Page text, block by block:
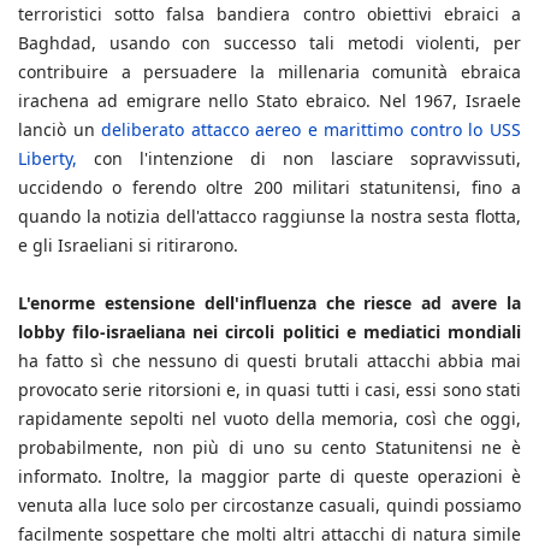
terroristici sotto falsa bandiera contro obiettivi ebraici a
Baghdad, usando con successo tali metodi violenti, per
contribuire a persuadere la millenaria comunità ebraica
irachena ad emigrare nello Stato ebraico. Nel 1967, Israele
lanciò undeliberato attacco aereo e marittimo contro lo USS
Liberty, con l'intenzione di non lasciare sopravvissuti,
uccidendo o ferendo oltre 200 militari statunitensi, fino a
quando la notizia dell'attacco raggiunse la nostra sesta flotta,
e gli Israeliani si ritirarono.
L'enorme estensione dell'influenza che riesce ad avere la
lobby filo-israeliana nei circoli politici e mediatici mondiali
ha fatto sì che nessuno di questi brutali attacchi abbia mai
provocato serie ritorsioni e, in quasi tutti i casi, essi sono stati
rapidamente sepolti nel vuoto della memoria, così che oggi,
probabilmente, non più di uno su cento Statunitensi ne è
informato. Inoltre, la maggior parte di queste operazioni è
venuta alla luce solo per circostanze casuali, quindi possiamo
facilmente sospettare che molti altri attacchi di natura simile